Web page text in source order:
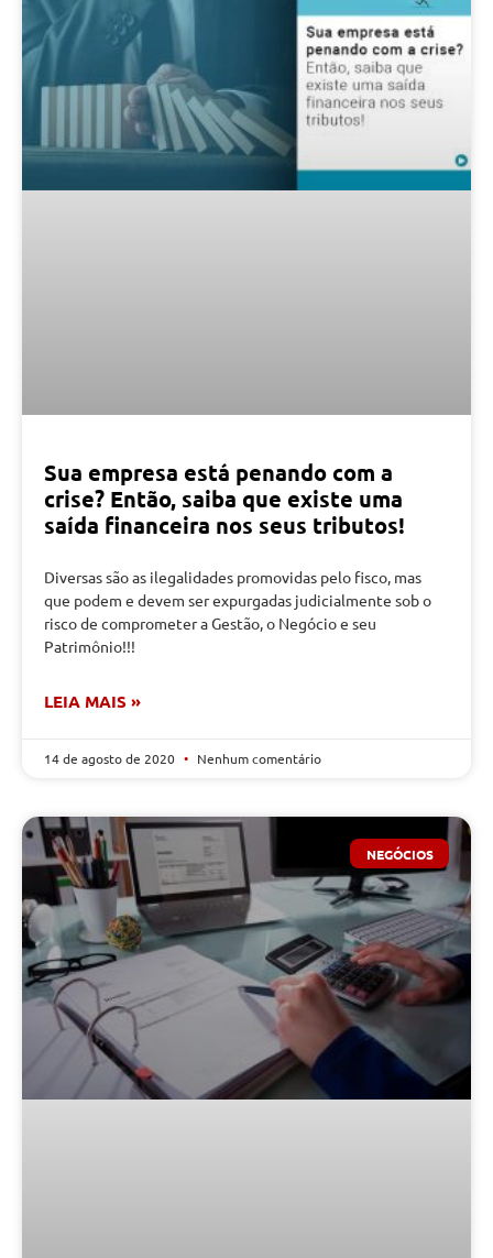
Sua empresa está penando com a
crise? Então, saiba que existe uma
saída financeira nos seus tributos!
Diversas são as ilegalidades promovidas pelo fisco, mas
que podem e devem ser expurgadas judicialmente sob o
risco de comprometer a Gestão, o Negócio e seu
Patrimônio!!!
LEIA MAIS »
14 de agosto de 2020 Nenhum comentário
NEGÓCIOS